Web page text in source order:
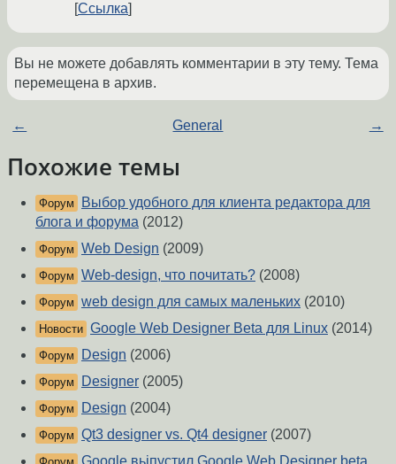
Ссылка
Вы не можете добавлять комментарии в эту тему. Тема
перемещена в архив.
← General →
Похожие темы
Форум
Выбор удобного для клиента редактора для
блога и форума (2012)
Форум Web Design (2009)
Форум Web-design, что почитать? (2008)
Форум web design для самых маленьких (2010)
Новости Google Web Designer Beta для Linux (2014)
Форум Design (2006)
Форум Designer (2005)
Форум Design (2004)
Форум Qt3 designer vs. Qt4 designer (2007)
Google вьіпустил Google Web Designer beta